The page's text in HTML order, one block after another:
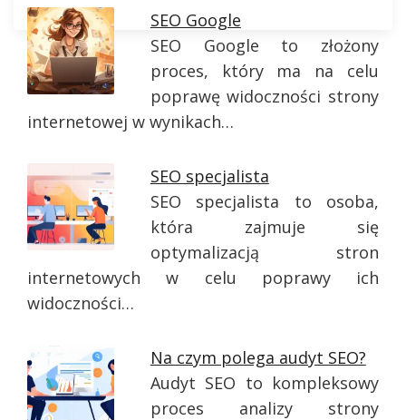
SEO Google
SEO Google to złożony
proces, który ma na celu
poprawę widoczności strony
internetowej w wynikach…
SEO specjalista
SEO specjalista to osoba,
która zajmuje się
optymalizacją stron
internetowych w celu poprawy ich
widoczności…
Na czym polega audyt SEO?
Audyt SEO to kompleksowy
proces analizy strony